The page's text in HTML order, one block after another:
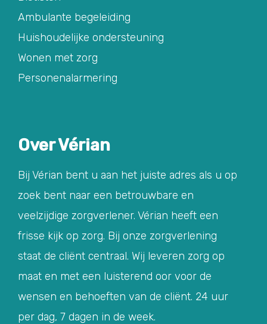
Ambulante begeleiding
Huishoudelijke ondersteuning
Wonen met zorg
Personenalarmering
Over Vérian
Bij Vérian bent u aan het juiste adres als u op
zoek bent naar een betrouwbare en
veelzijdige zorgverlener. Vérian heeft een
frisse kijk op zorg. Bij onze zorgverlening
staat de cliënt centraal. Wij leveren zorg op
maat en met een luisterend oor voor de
wensen en behoeften van de cliënt. 24 uur
per dag, 7 dagen in de week.